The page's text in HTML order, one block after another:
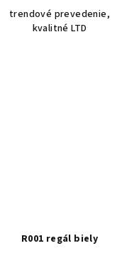
trendové prevedenie,
kvalitné LTD
R001 regál biely